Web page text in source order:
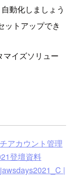
動化しましょう
ットアップでき
マイズソリュー
アカウント管理
登壇資料
|